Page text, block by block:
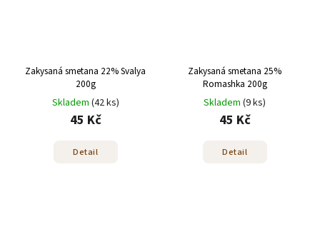
Zakysaná smetana 22% Svalya
200g
Skladem (42 ks)
45 Kč
Detail
Zakysaná smetana 25%
Romashka 200g
Skladem (9 ks)
45 Kč
Detail